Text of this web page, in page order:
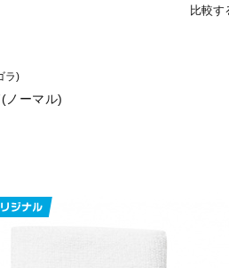
比較す
ラ)
ノーマル)